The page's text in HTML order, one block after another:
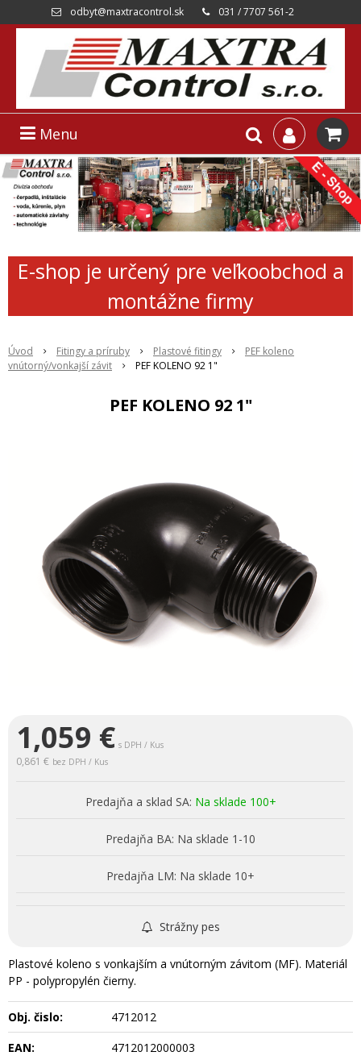
odbyt@maxtracontrol.sk 031 / 7707 561-2
Menu
E-shop je určený pre veľkoobchod a
montážne firmy
Úvod Fitingy a príruby Plastové fitingy
PEF koleno
vnútorný/vonkajší závit
PEF KOLENO 92 1"
PEF KOLENO 92 1"
1,059 € s DPH / Kus
0,861 € bez DPH / Kus
Predajňa a sklad SA: Na sklade 100+
Predajňa BA: Na sklade 1-10
Predajňa LM: Na sklade 10+
Strážny pes
Plastové koleno s vonkajším a vnútorným závitom (MF). Materiál
PP - polypropylén čierny.
Obj. čislo:
4712012
EAN:
4712012000003